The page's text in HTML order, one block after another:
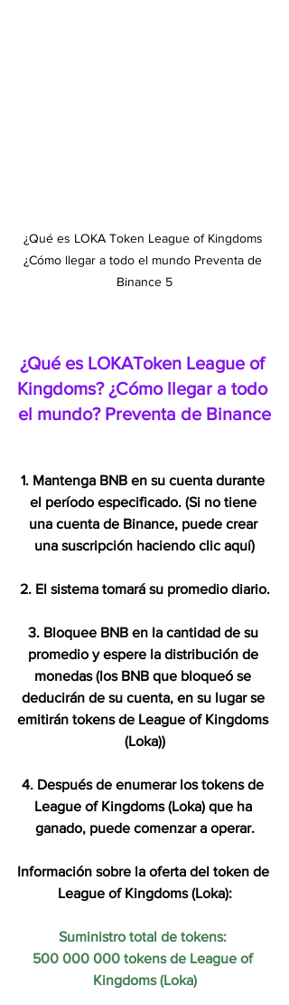
¿Qué es LOKA Token League of Kingdoms
¿Cómo llegar a todo el mundo Preventa de
Binance 5
¿Qué es LOKAToken League of
Kingdoms? ¿Cómo llegar a todo
el mundo? Preventa de Binance
1. Mantenga BNB en su cuenta durante
el período especificado. (Si no tiene
una cuenta de Binance, puede crear
una suscripción haciendo clic aquí)
2. El sistema tomará su promedio diario.
3. Bloquee BNB en la cantidad de su
promedio y espere la distribución de
monedas (los BNB que bloqueó se
deducirán de su cuenta, en su lugar se
emitirán tokens de League of Kingdoms
(Loka))
4. Después de enumerar los tokens de
League of Kingdoms (Loka) que ha
ganado, puede comenzar a operar.
Información sobre la oferta del token de
League of Kingdoms (Loka):
Suministro total de tokens:
500 000 000 tokens de League of
Kingdoms (Loka)